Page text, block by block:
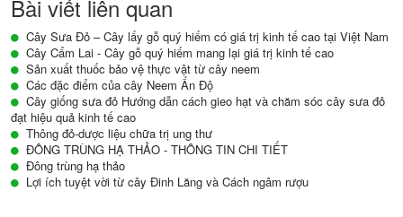
Bài viết liên quan
Cây Sưa Đỏ – Cây lấy gỗ quý hiếm có giá trị kinh tế cao tại Việt Nam
Cây Cẩm Lai - Cây gỗ quý hiếm mang lại giá trị kinh tế cao
Sản xuất thuốc bảo vệ thực vật từ cây neem
Các đặc điểm của cây Neem Ấn Độ
Cây giống sưa đỏ Hướng dẫn cách gieo hạt và chăm sóc cây sưa đỏ
đạt hiệu quả kinh tế cao
Thông đỏ-dược liệu chữa trị ung thư
ĐÔNG TRÙNG HẠ THẢO - THÔNG TIN CHI TIẾT
Đông trùng hạ thảo
Lợi ích tuyệt vời từ cây Đinh Lăng và Cách ngâm rượu